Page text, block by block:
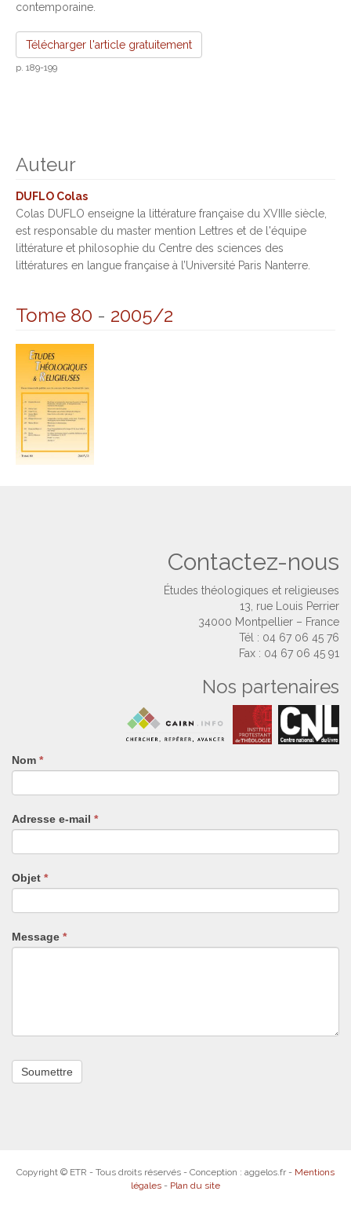
contemporaine.
Télécharger l'article gratuitement
p. 189-199
Auteur
DUFLO Colas
Colas DUFLO enseigne la littérature française du XVIIIe siècle,
est responsable du master mention Lettres et de l'équipe
littérature et philosophie du Centre des sciences des
littératures en langue française à l’Université Paris Nanterre.
Tome 80 - 2005/2
Contactez-nous
Études théologiques et religieuses
13, rue Louis Perrier
34000 Montpellier – France
Tél : 04 67 06 45 76
Fax : 04 67 06 45 91
Nos partenaires
Nom *
Adresse e-mail *
Objet *
Message *
Si
vous
êtes
humain,
remplissez
ce
Copyright © ETR - Tous droits réservés - Conception : aggelos.fr - Mentions
légales - Plan du site